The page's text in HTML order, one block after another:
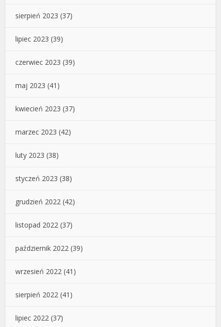
sierpień 2023 (37)
lipiec 2023 (39)
czerwiec 2023 (39)
maj 2023 (41)
kwiecień 2023 (37)
marzec 2023 (42)
luty 2023 (38)
styczeń 2023 (38)
grudzień 2022 (42)
listopad 2022 (37)
październik 2022 (39)
wrzesień 2022 (41)
sierpień 2022 (41)
lipiec 2022 (37)